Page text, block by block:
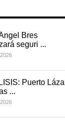
IT-
ruta
Bres
seguri ...
Puerto
...